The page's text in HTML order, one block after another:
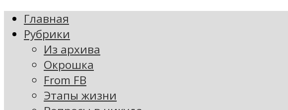
Главная
Рубрики
Из архива
Окрошка
From FB
Этапы жизни